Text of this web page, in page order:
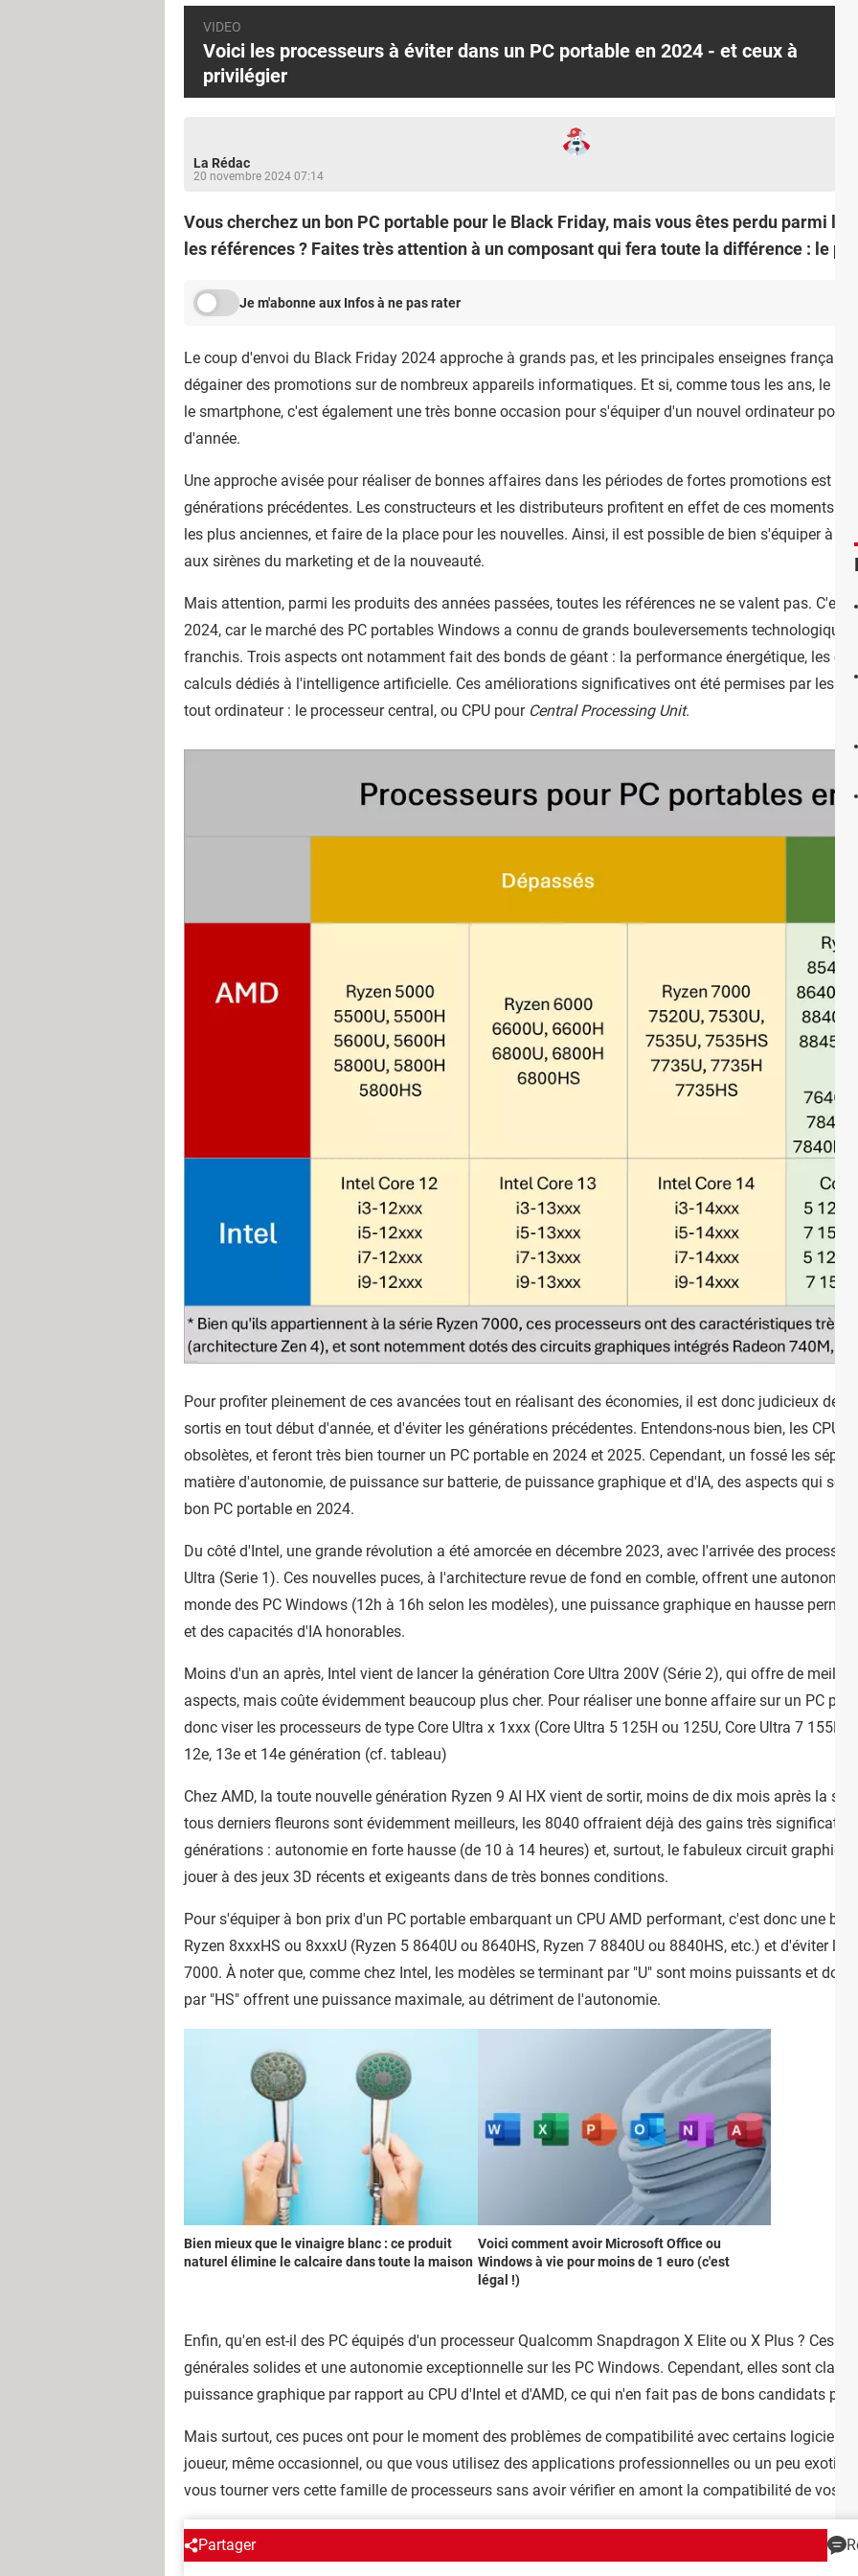
VIDEO
Voici les processeurs à éviter dans un PC portable en 2024 - et ceux à
privilégier
La Rédac
20 novembre 2024 07:14
Vous cherchez un bon PC portable pour le Black Friday, mais vous êtes perdu parmi
les références ? Faites très attention à un composant qui fera toute la différence : le
Je m'abonne aux Infos à ne pas rater
Le coup d'envoi du Black Friday 2024 approche à grands pas, et les principales enseignes
dégainer des promotions sur de nombreux appareils informatiques. Et si, comme tous les ans, le
le smartphone, c'est également une très bonne occasion pour s'équiper d'un nouvel ordinateur
d'année.
Une approche avisée pour réaliser de bonnes affaires dans les périodes de fortes promotions est de
générations précédentes. Les constructeurs et les distributeurs profitent en effet de ces moments
les plus anciennes, et faire de la place pour les nouvelles. Ainsi, il est possible de bien s'équiper à
aux sirènes du marketing et de la nouveauté.
Mais attention, parmi les produits des années passées, toutes les références ne se valent pas.
2024, car le marché des PC portables Windows a connu de grands bouleversements
franchis. Trois aspects ont notamment fait des bonds de géant : la performance énergétique, les
calculs dédiés à l'intelligence artificielle. Ces améliorations significatives ont été permises par les
tout ordinateur : le processeur central, ou CPU pour Central Processing Unit.
Pour profiter pleinement de ces avancées tout en réalisant des économies, il est donc judicieux de se
sortis en tout début d'année, et d'éviter les générations précédentes. Entendons-nous bien, les CPU
obsolètes, et feront très bien tourner un PC portable en 2024 et 2025. Cependant, un fossé les
matière d'autonomie, de puissance sur batterie, de puissance graphique et d'IA, des aspects qui
bon PC portable en 2024.
Du côté d'Intel, une grande révolution a été amorcée en décembre 2023, avec l'arrivée des
Ultra (Serie 1). Ces nouvelles puces, à l'architecture revue de fond en comble, offrent une autonomie
monde des PC Windows (12h à 16h selon les modèles), une puissance graphique en hausse
et des capacités d'IA honorables.
Moins d'un an après, Intel vient de lancer la génération Core Ultra 200V (Série 2), qui offre de
aspects, mais coûte évidemment beaucoup plus cher. Pour réaliser une bonne affaire sur un PC
donc viser les processeurs de type Core Ultra x 1xxx (Core Ultra 5 125H ou 125U, Core Ultra 7 155H
12e, 13e et 14e génération (cf. tableau)
Chez AMD, la toute nouvelle génération Ryzen 9 AI HX vient de sortir, moins de dix mois après la
tous derniers fleurons sont évidemment meilleurs, les 8040 offraient déjà des gains très significatifs
générations : autonomie en forte hausse (de 10 à 14 heures) et, surtout, le fabuleux circuit
jouer à des jeux 3D récents et exigeants dans de très bonnes conditions.
Pour s'équiper à bon prix d'un PC portable embarquant un CPU AMD performant, c'est donc une
Ryzen 8xxxHS ou 8xxxU (Ryzen 5 8640U ou 8640HS, Ryzen 7 8840U ou 8840HS, etc.) et d'éviter les
7000. À noter que, comme chez Intel, les modèles se terminant par "U" sont moins puissants et donc
par "HS" offrent une puissance maximale, au détriment de l'autonomie.
Bien mieux que le vinaigre blanc : ce produit
naturel élimine le calcaire dans toute la maison
Voici comment avoir Microsoft Office ou
Windows à vie pour moins de 1 euro (c'est
légal !)
Enfin, qu'en est-il des PC équipés d'un processeur Qualcomm Snapdragon X Elite ou X Plus ? Ces
générales solides et une autonomie exceptionnelle sur les PC Windows. Cependant, elles sont
puissance graphique par rapport au CPU d'Intel et d'AMD, ce qui n'en fait pas de bons candidats pour
Mais surtout, ces puces ont pour le moment des problèmes de compatibilité avec certains logiciels
joueur, même occasionnel, ou que vous utilisez des applications professionnelles ou un peu
vous tourner vers cette famille de processeurs sans avoir vérifier en amont la compatibilité de vos
Partager
Qui sommes-nous ? Paramétrer les
Groupe Figaro
©2025 CCM Benchmark